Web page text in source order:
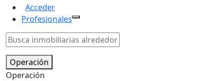
Acceder
Profesionales
Operación
Operación